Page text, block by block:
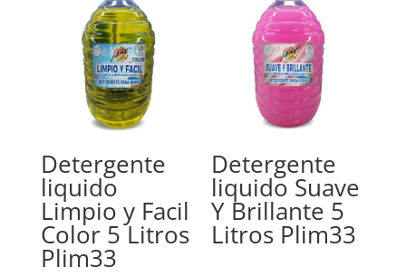
Detergente
liquido
Limpio y Facil
Color 5 Litros
Plim33
Detergente
liquido Suave
Y Brillante 5
Litros Plim33